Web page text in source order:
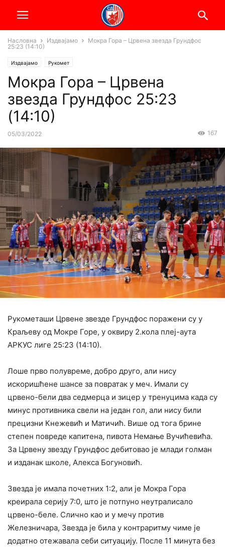
Насловна Издвајамо
Мокра Гора – Црвена звезда Грундфос
25:23 (14:10)
Издвајамо Рукомет
Мокра Гора – Црвена
звезда Грундфос 25:23
(14:10)
05/03/2022 167
Рукометаши Црвене звезде Грундфос поражени су у
Краљеву од Мокре Горе, у оквиру 2.кола плеј-аута
АРКУС лиге 25:23 (14:10).
Лоше прво полувреме, добро друго, али нису
искоришћене шансе за повратак у меч. Имали су
црвено-бели два седмерца и зицер у тренуцима када су
минус противника свели на један гол, али нису били
прецизни Кнежевић и Матичић. Више од тога брине
степен повреде капитена, пивота Немање Вучићевића.
За Црвену звезду Грундфос дебитовао је млади голман
и изданак школе, Алекса Богуновић.
Звезда је имала почетних 1:2, али је Мокра Гора
креирала серију 7:0, што је потпуно неутралисало
црвено-беле. Слично као и у мечу против
Железничара, Звезда је била у контраритму чиме је
додатно отежавала себи ситуацију. После 11 минута без